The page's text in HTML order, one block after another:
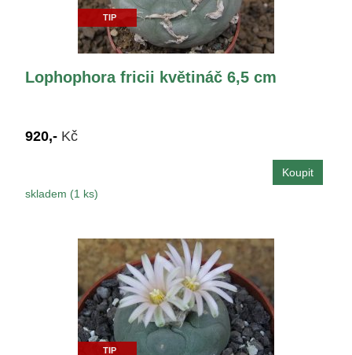
TIP
Lophophora fricii květináč 6,5 cm
920,- Kč
skladem (1 ks)
TIP